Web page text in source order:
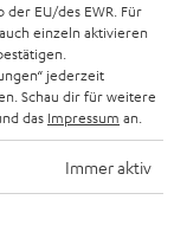
EU/des EWR. Für
einzeln aktivieren
jederzeit
Schau dir für weitere
das Impressum an.
Immer aktiv